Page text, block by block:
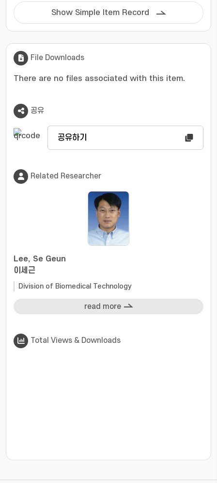
Show Simple Item Record
File Downloads
There are no files associated with this item.
공유
공유하기
Related Researcher
Lee, Se Geun
이세근
Division of Biomedical Technology
read more
Total Views & Downloads
???jsp.display-item.statistics.view???: ,